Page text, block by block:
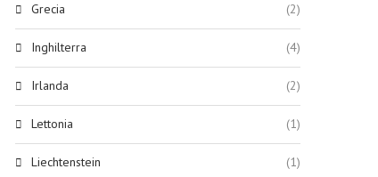
Grecia (2)
Inghilterra (4)
Irlanda (2)
Lettonia (1)
Liechtenstein (1)